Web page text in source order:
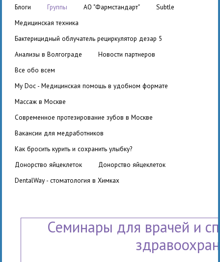
блоги группы АО "Фармстандарт"
Subtle
медицинская техника
бактерицидный облучатель рециркулятор дезар 5
Анализы в Волгограде
Новости партнеров
Все обо всем
My Doc - Медицинская помощь в удобном формате
Массаж в Москве
Современное протезирование зубов в Москве
вакансии для медработников
Как бросить курить и сохранить улыбку?
Донорство яйцеклеток
Донорство яйцеклеток
DentalWay - стоматология в Химках
Семинары для врачей и